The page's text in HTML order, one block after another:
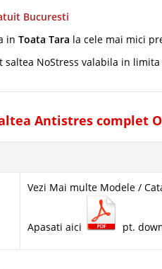
Bucuresti
in Toata Tara la cele mai mici
saltea NoStress valabila in
Antistres complet
Vezi Mai multe Modele /
Apasati aici pt.